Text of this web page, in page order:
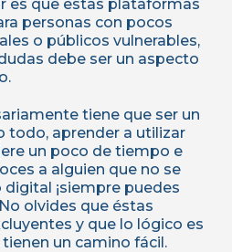
es que estas plataformas
personas con pocos
o públicos vulnerables,
debe ser un aspecto
tiene que ser un
todo, aprender a utilizar
un poco de tiempo e
a alguien que no se
¡siempre puedes
olvides que éstas
y que lo lógico es
un camino fácil.